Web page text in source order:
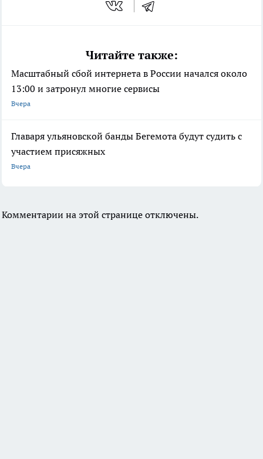
Читайте также:
Масштабный сбой интернета в России начался около
13:00 и затронул многие сервисы
Вчера
Главаря ульяновской банды Бегемота будут судить с
участием присяжных
Вчера
Комментарии на этой странице отключены.